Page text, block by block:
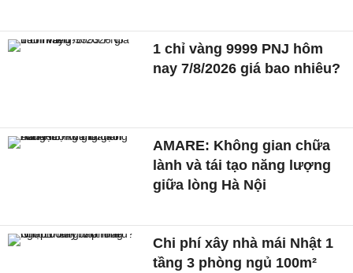
1 chỉ vàng 9999 PNJ hôm
nay 7/8/2026 giá bao nhiêu?
AMARE: Không gian chữa
lành và tái tạo năng lượng
giữa lòng Hà Nội
Chi phí xây nhà mái Nhật 1
tầng 3 phòng ngủ 100m²